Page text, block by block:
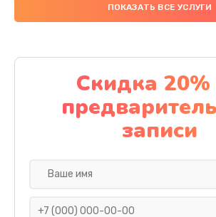
Комплексная чистка
Заказать
Замена дисплея
2000 руб.
Заказать
Ремонт платы
ПОКАЗАТЬ ВСЕ УСЛУГИ
Скидка
записи